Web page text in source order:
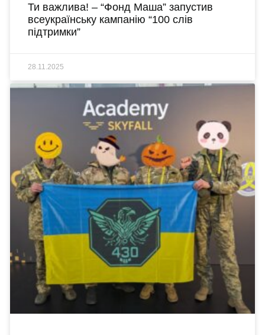
Ти важлива! – “Фонд Маша” запустив
всеукраїнську кампанію “100 слів
підтримки”
28.11.2025